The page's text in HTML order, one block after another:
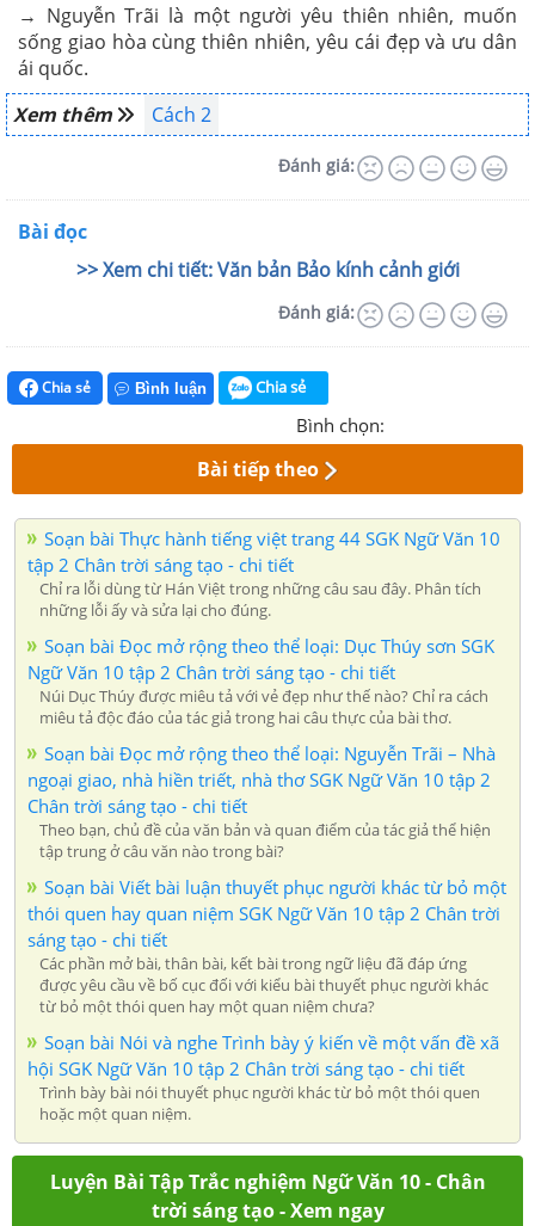
→ Nguyễn Trãi là một người yêu thiên nhiên, muốn
sống giao hòa cùng thiên nhiên, yêu cái đẹp và ưu dân
ái quốc.
Xem thêm
Cách 2
Đánh giá:
Bài đọc
>> Xem chi tiết: Văn bản Bảo kính cảnh giới
Đánh giá:
Chia sẻ Bình luận Chia sẻ
Bình chọn:
Bài tiếp theo
Soạn bài Thực hành tiếng việt trang 44 SGK Ngữ Văn 10
tập 2 Chân trời sáng tạo - chi tiết
Chỉ ra lỗi dùng từ Hán Việt trong những câu sau đây. Phân tích
những lỗi ấy và sửa lại cho đúng.
Soạn bài Đọc mở rộng theo thể loại: Dục Thúy sơn SGK
Ngữ Văn 10 tập 2 Chân trời sáng tạo - chi tiết
Núi Dục Thúy được miêu tả với vẻ đẹp như thế nào? Chỉ ra cách
miêu tả độc đáo của tác giả trong hai câu thực của bài thơ.
Soạn bài Đọc mở rộng theo thể loại: Nguyễn Trãi – Nhà
ngoại giao, nhà hiền triết, nhà thơ SGK Ngữ Văn 10 tập 2
Chân trời sáng tạo - chi tiết
Theo bạn, chủ đề của văn bản và quan điểm của tác giả thể hiện
tập trung ở câu văn nào trong bài?
Soạn bài Viết bài luận thuyết phục người khác từ bỏ một
thói quen hay quan niệm SGK Ngữ Văn 10 tập 2 Chân trời
sáng tạo - chi tiết
Các phần mở bài, thân bài, kết bài trong ngữ liệu đã đáp ứng
được yêu cầu về bố cục đối với kiểu bài thuyết phục người khác
từ bỏ một thói quen hay một quan niệm chưa?
Soạn bài Nói và nghe Trình bày ý kiến về một vấn đề xã
hội SGK Ngữ Văn 10 tập 2 Chân trời sáng tạo - chi tiết
Trình bày bài nói thuyết phục người khác từ bỏ một thói quen
hoặc một quan niệm.
Luyện Bài Tập Trắc nghiệm Ngữ Văn 10 - Chân
trời sáng tạo - Xem ngay